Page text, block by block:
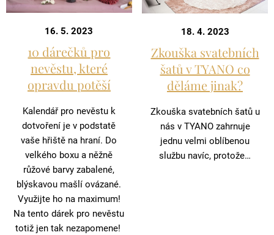
16. 5. 2023
10 dárečků pro
nevěstu, které
opravdu potěší
Kalendář pro nevěstu k
dotvoření je v podstatě
vaše hřiště na hraní. Do
velkého boxu a něžně
růžové barvy zabalené,
blýskavou mašlí ovázané.
Využijte ho na maximum!
Na tento dárek pro nevěstu
totiž jen tak nezapomene!
18. 4. 2023
Zkouška svatebních
šatů v TYANO co
děláme jinak?
Zkouška svatebních šatů u
nás v TYANO zahrnuje
jednu velmi oblíbenou
službu navíc, protože…